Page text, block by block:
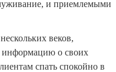
и приемлемыми
веков,
информацию о своих
спать спокойно в